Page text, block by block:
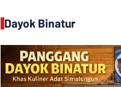
Dayok Binatur